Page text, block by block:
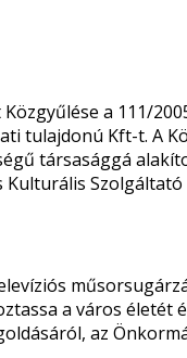
a 111/
tulajdonú Kft-t. A
társasággá
Kulturális
a város életét
az